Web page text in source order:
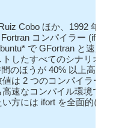
Cobo ほか、1992 年) を
Fortran コンパイラー (ifort) を
で GFortran と速度を比
したすべてのシナリオで
のほうが 40% 以上高速でし
は 2 つのコンパイラーで全
速なコンパイル環境で作業
方には ifort を全面的に推奨